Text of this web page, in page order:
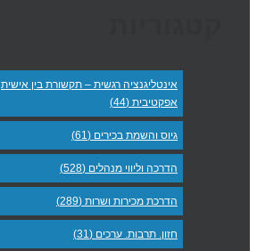
אינטליגנציה רגשית – תקשורת בין אישית
אפקטיבית (44)
גיוס והשמת בכירים (61)
הדרכה וליווי מנהלים (528)
הדרכת מכירות ושרות (289)
חזון. תרבות. ערכים (31)